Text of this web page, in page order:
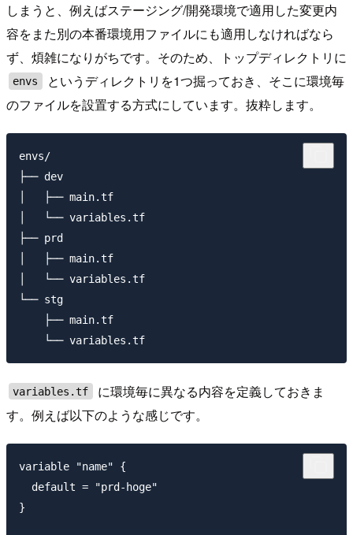
しまうと、例えばステージング/開発環境で適用した変更内
容をまた別の本番環境用ファイルにも適用しなければなら
ず、煩雑になりがちです。そのため、トップディレクトリに
envs
というディレクトリを1つ掘っておき、そこに環境毎
のファイルを設置する方式にしています。抜粋します。
envs/
├── dev
│   ├── main.tf
│   └── variables.tf
├── prd
│   ├── main.tf
│   └── variables.tf
└── stg
    ├── main.tf
variables.tf
に環境毎に異なる内容を定義しておきま
す。例えば以下のような感じです。
variable "name" {
  default = "prd-hoge"
}